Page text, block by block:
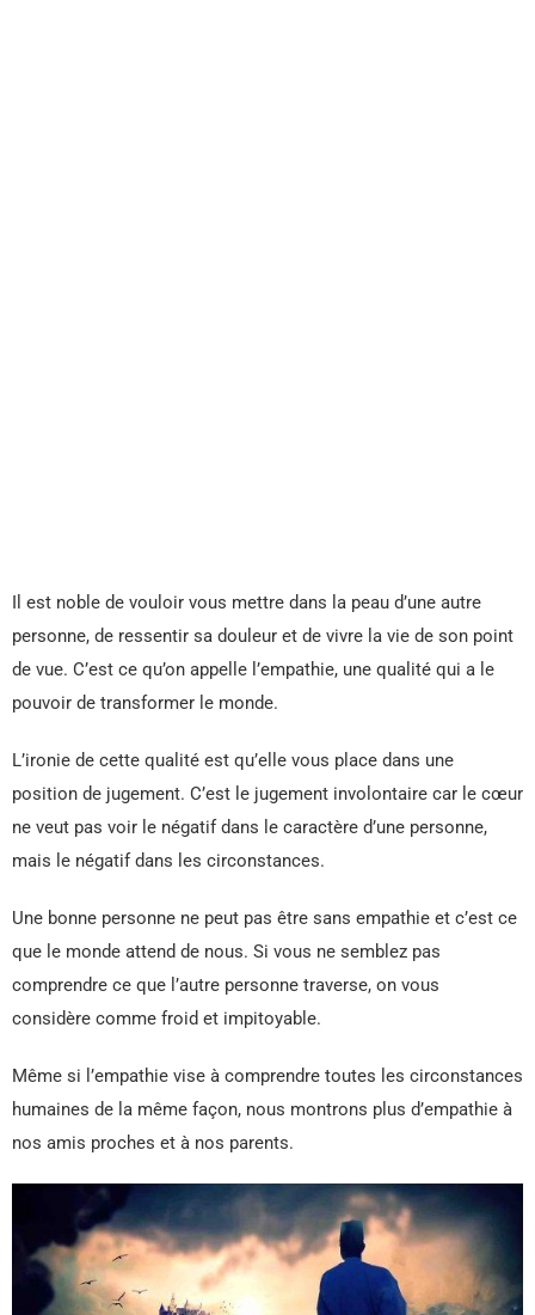
Il est noble de vouloir vous mettre dans la peau d’une autre
personne, de ressentir sa douleur et de vivre la vie de son point
de vue. C’est ce qu’on appelle l’empathie, une qualité qui a le
pouvoir de transformer le monde.
L’ironie de cette qualité est qu’elle vous place dans une
position de jugement. C’est le jugement involontaire car le cœur
ne veut pas voir le négatif dans le caractère d’une personne,
mais le négatif dans les circonstances.
Une bonne personne ne peut pas être sans empathie et c’est ce
que le monde attend de nous. Si vous ne semblez pas
comprendre ce que l’autre personne traverse, on vous
considère comme froid et impitoyable.
Même si l’empathie vise à comprendre toutes les circonstances
humaines de la même façon, nous montrons plus d’empathie à
nos amis proches et à nos parents.